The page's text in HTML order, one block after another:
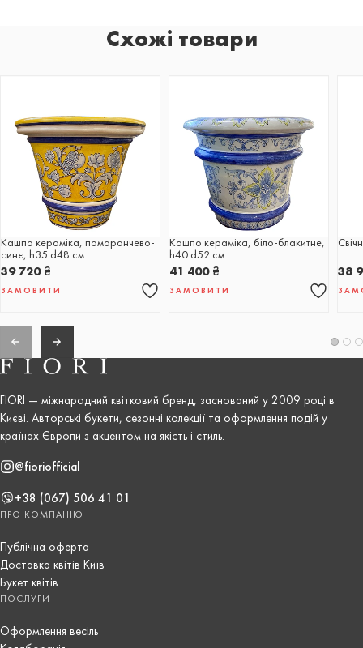
Схожі товари
Кашпо кераміка, помаранчево-
синє, h35 d48 см
39 720 ₴
ЗАМОВИТИ
Кашпо кераміка, біло-блакитне,
h40 d52 cм
41 400 ₴
ЗАМОВИТИ
38
FIORI — міжнародний квітковий бренд, заснований у 2009 році в
Києві. Авторські букети, сезонні колекції та оформлення подій у
країнах Європи з акцентом на якість і стиль.
@fioriofficial
+38 (067) 506 41 01
ПРО КОМПАНІЮ
Публічна оферта
Доставка квітів Київ
Букет квітів
ПОСЛУГИ
Оформлення весіль